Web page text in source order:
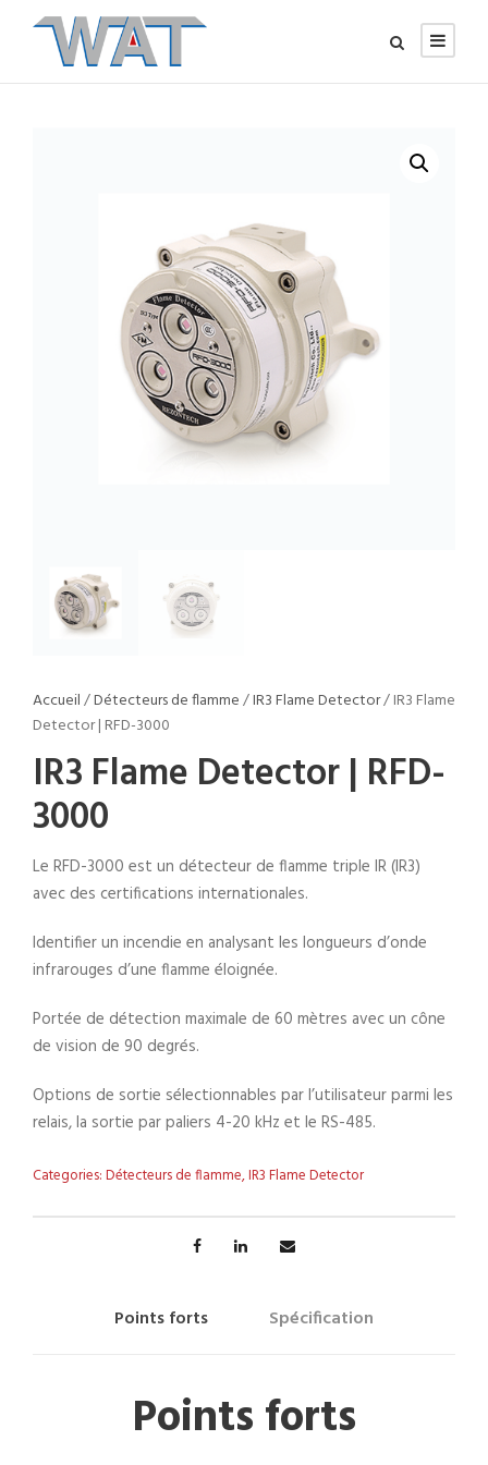
Accueil/Détecteurs de flamme/IR3 Flame Detector/ IR3 Flame
Detector | RFD-3000
IR3 Flame Detector | RFD-
3000
Le RFD-3000 est un détecteur de flamme triple IR (IR3)
avec des certifications internationales.
Identifier un incendie en analysant les longueurs d’onde
infrarouges d’une flamme éloignée.
Portée de détection maximale de 60 mètres avec un cône
de vision de 90 degrés.
Options de sortie sélectionnables par l’utilisateur parmi les
relais, la sortie par paliers 4-20 kHz et le RS-485.
Categories:Détecteurs de flamme,IR3 Flame Detector
Points forts Spécification
Points forts